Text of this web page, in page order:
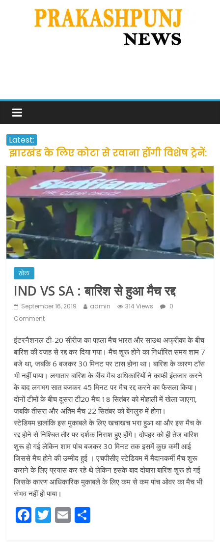
Latest:
झारखंड के लिए कोटा से रवाना होंगी विशेष ट्रेनें:
सीएम हेमंत सोरेन
उत्तराखंड के अन्य राज्यों में फंसे लोगों की जल्द
होगी घर वापसी
प्रवासियों व मजदूरों को दी गई छूट के बाद लोगो
ने कराया पंजीयन: राजस्थान सरकार
शराब और पान की दुकानों को ग्रीन जोन में
खोलने की मिली इजाजत: गृह मंत्रालय
दो हफ्ते के लिए बढ़ाया लॉकडाउन: गृह मंत्रालय
खेल
IND VS SA : बारिश से हुआ मैच रद्द
September 16, 2019 admin 314 Views
0
Comment
इंटरनैशनल टी-20 सीरीज का पहला मैच भारत और साउथ अफ्रीका के बीच
बारिश की वजह से रद्द कर दिया गया। मैच शुरू होने का निर्धारित समय शाम 7
बजे था, जबकि 6 बजकर 30 मिनट पर टास होना था। बारिश के कारण टॉस
भी नहीं पाया। लगातार बारिश के बीच मैच अधिकारियों ने काफी इंतजार करने
के बाद लगभग सात बजकर 45 मिनट पर मैच रद्द करने का फैसला किया।
दोनों टीमों के बीच दूसरा टी20 मैच 18 सितंबर को मोहाली में खेला जाएगा,
जबकि तीसरा और अंतिम मैच 22 सितंबर को बेंगलुरु में होगा।
स्टेडियम हालांकि इस मुकाबले के लिए खचाखच भरा हुआ था और इस मैच के
रद्द होने से निश्चित तौर पर दर्शक निराश हुए होंगे। दोपहर को ही तेज बारिश
शुरू हो गई लेकिन शाम पांच बजकर 30 मिनट तक इसमें कुछ कमी आई
जिससे मैच होने की उम्मीद हुई । एचपीसीए स्टेडियम में मैदानकर्मी मैच शुरू
कराने के लिए प्रयास कर रहे थे लेकिन इसके बाद दोबारा बारिश शुरू हो गई
जिसके कारण आधिकारिक मुकाबले के लिए कम से कम पांच ओवर का मैच भी
संभव नहीं हो पाया।
F
a
T
w
E
m